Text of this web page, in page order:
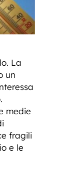
La
un
medie
fragili
e le